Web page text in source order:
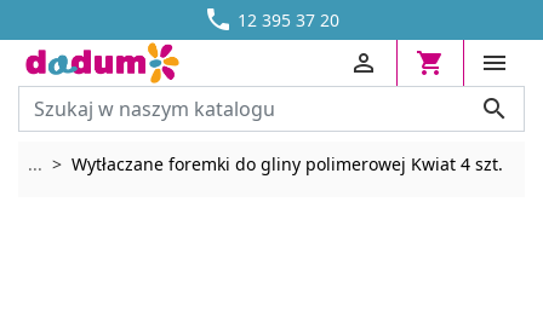
 12 395 37 20
DOSTAWA OD 13,70 ZŁ





... Rozwiń breadcrumbs
Wytłaczane foremki do gliny polimerowej Kwiat 4 szt.